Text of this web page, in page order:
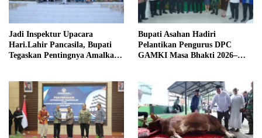
Jadi Inspektur Upacara
Hari.Lahir Pancasila, Bupati
Tegaskan Pentingnya Amalkan
Bupati Asahan Hadiri
Pelantikan Pengurus DPC
GAMKI Masa Bhakti 2026–